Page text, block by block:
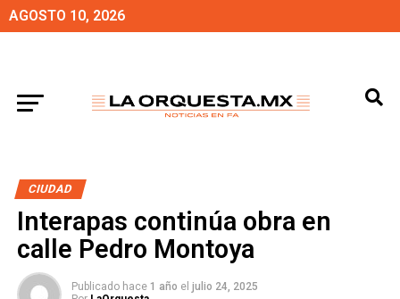
AGOSTO 10, 2026
CIUDAD
Interapas continúa obra en
calle Pedro Montoya
Publicado hace 1 año el julio 24, 2025